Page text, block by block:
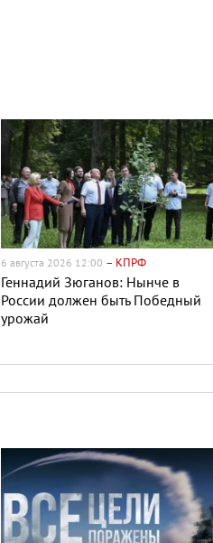
6 августа 2026 12:00 – КПРФ
Геннадий Зюганов: Нынче в
России должен быть Победный
урожай